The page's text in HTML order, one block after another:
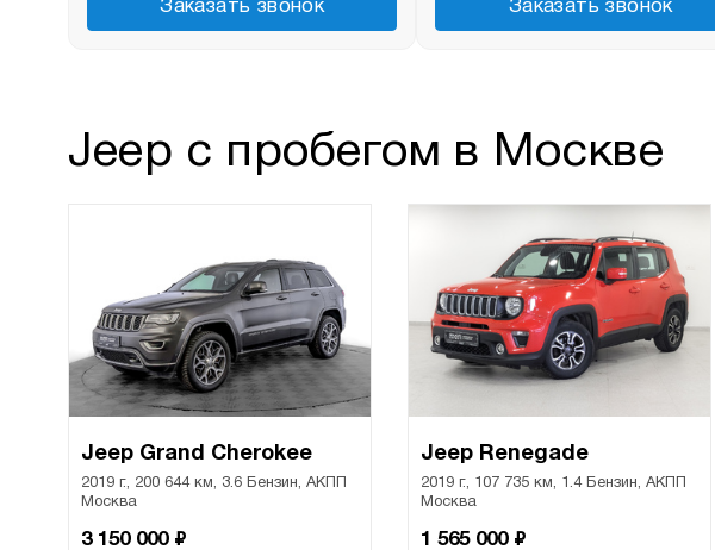
Заказать звонок Заказать звонок
Jeep с пробегом в Москве
Jeep Grand Cherokee
2019 г., 200 644 км, 3.6 Бензин, АКПП
Москва
3 150 000 ₽
Jeep Renegade
2019 г., 107 735 км, 1.4 Бензин, АКПП
Москва
1 565 000 ₽